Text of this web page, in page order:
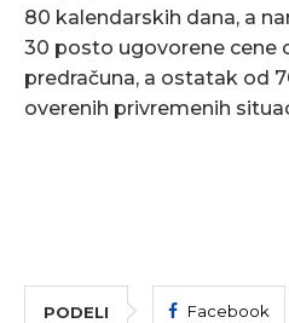
80 kalendarskih dana, a
30 posto ugovorene cene
predračuna, a ostatak od
overenih privremenih
PODELI Facebook